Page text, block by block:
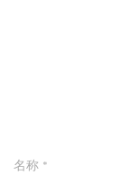
名称 *